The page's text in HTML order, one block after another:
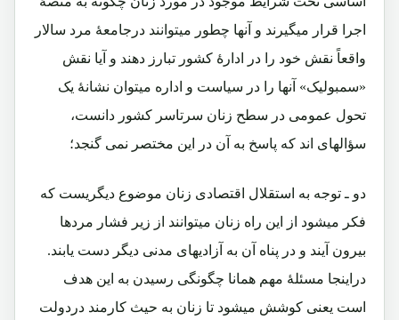
اجرا قرار میگیرند و آنها چطور میتوانند درجامعۀ مرد سالار
واقعاً نقش خود را در ادارۀ کشور تبارز دهند و آیا نقش
«سمبولیک» آنها را در سیاست و اداره میتوان نشانۀ یک
تحول عمومی در سطح زنان سرتاسر کشور دانست،
سؤالهای اند که پاسخ به آن در این مختصر نمی گنجد؛
دو ـ توجه به استقلال اقتصادی زنان موضوع دیگریست که
فکر میشود از این راه زنان میتوانند از زیر فشار مردها
بیرون آیند و در پناه آن به آزادیهای مدنی دیگر دست یابند.
دراینجا مسئلۀ مهم همانا چگونگی رسیدن به این هدف
است یعنی کوشش میشود تا زنان به حیث کارمند دردولت